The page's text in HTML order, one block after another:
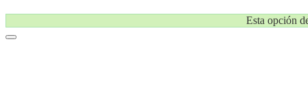
Esta opción